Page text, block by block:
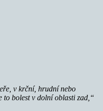
v krční, hrudní nebo
to bolest v dolní oblasti zad,“